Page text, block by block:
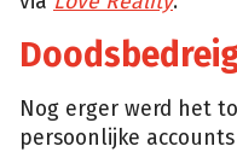
Nog erger werd het
persoonlijke